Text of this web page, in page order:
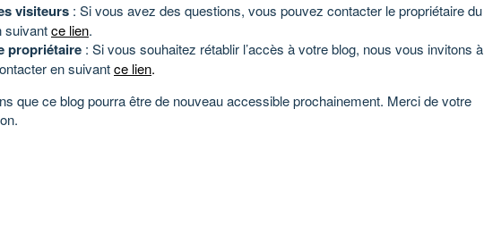
visiteurs : Si vous avez des questions, vous pouvez contacter le propriétaire du
suivantce lien.
propriétaire : Si vous souhaitez rétablir l’accès à votre blog, nous vous invitons à
en suivantce lien.
que ce blog pourra être de nouveau accessible prochainement. Merci de votre